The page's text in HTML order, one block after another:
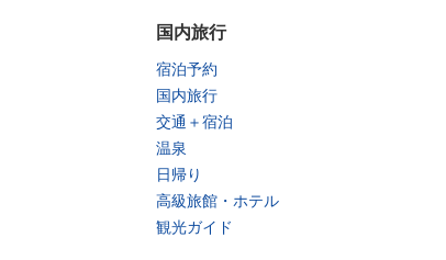
国内旅行
宿泊予約
国内旅行
交通＋宿泊
温泉
日帰り
高級旅館・ホテル
観光ガイド